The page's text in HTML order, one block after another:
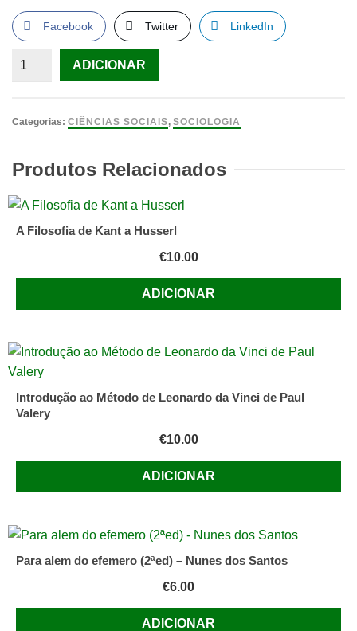
Facebook Twitter LinkedIn
Quantidade
e
Adelino
Torres
ADICIONAR
Categorias: CIÊNCIAS SOCIAIS, SOCIOLOGIA
Produtos Relacionados
A Filosofia de Kant a Husserl
€10.00
ADICIONAR
Introdução ao Método de Leonardo da Vinci de Paul
Valery
€10.00
ADICIONAR
Para alem do efemero (2ªed) – Nunes dos Santos
€6.00
ADICIONAR